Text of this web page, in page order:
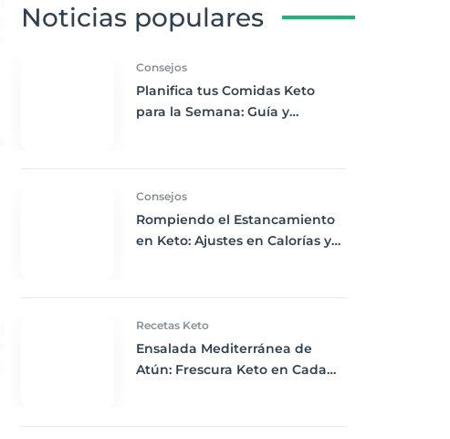
Noticias populares
Consejos
Planifica tus Comidas Keto
para la Semana: Guía y
Consejos
Rompiendo el Estancamiento
en Keto: Ajustes en Calorías y
Recetas Keto
Ensalada Mediterránea de
Atún: Frescura Keto en Cada